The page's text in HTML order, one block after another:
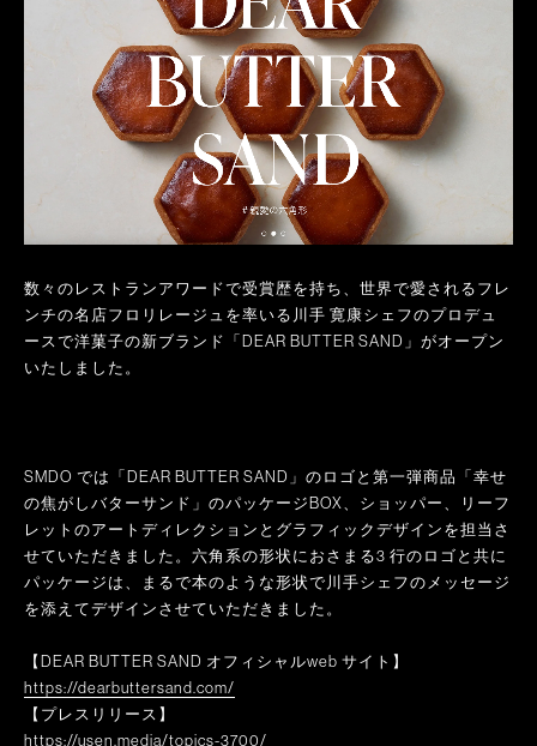
数々のレストランアワードで受賞歴を持ち、世界で愛されるフレ
ンチの名店フロリレージュを率いる川手 寛康シェフのプロデュ
ースで洋菓子の新ブランド「DEAR BUTTER SAND」がオープン
いたしました。
SMDO では「DEAR BUTTER SAND」のロゴと第一弾商品「幸せ
の焦がしバターサンド」のパッケージBOX、ショッパー、リーフ
レットのアートディレクションとグラフィックデザインを担当さ
せていただきました。六角系の形状におさまる3 行のロゴと共に
パッケージは、まるで本のような形状で川手シェフのメッセージ
を添えてデザインさせていただきました。
【DEAR BUTTER SAND オフィシャルweb サイト】
https://dearbuttersand.com/
【プレスリリース】
https://usen.media/topics-3700/